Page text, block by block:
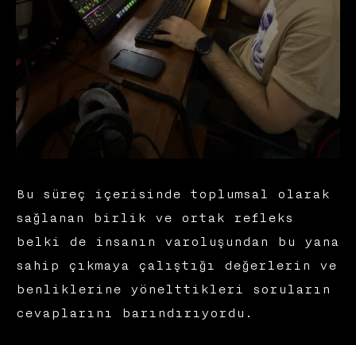
Bu süreç içerisinde toplumsal olarak
sağlanan birlik ve ortak refleks
belki de insanın varoluşundan bu yana
sahip çıkmaya çalıştığı değerlerin ve
benliklerine yönelttikleri soruların
cevaplarını barındırıyordu.